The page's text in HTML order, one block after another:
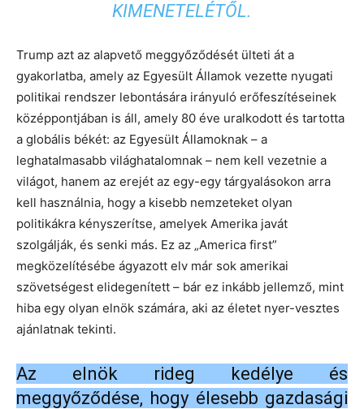
KIMENETELÉTŐL.
Trump azt az alapvető meggyőződését ülteti át a
gyakorlatba, amely az Egyesült Államok vezette nyugati
politikai rendszer lebontására irányuló erőfeszítéseinek
középpontjában is áll, amely 80 éve uralkodott és tartotta
a globális békét: az Egyesült Államoknak – a
leghatalmasabb világhatalomnak – nem kell vezetnie a
világot, hanem az erejét az egy-egy tárgyalásokon arra
kell használnia, hogy a kisebb nemzeteket olyan
politikákra kényszerítse, amelyek Amerika javát
szolgálják, és senki más. Ez az „America first”
megközelítésébe ágyazott elv már sok amerikai
szövetségest elidegenített – bár ez inkább jellemző, mint
hiba egy olyan elnök számára, aki az életet nyer-vesztes
ajánlatnak tekinti.
Az elnök rideg kedélye és
meggyőződése, hogy élesebb gazdasági